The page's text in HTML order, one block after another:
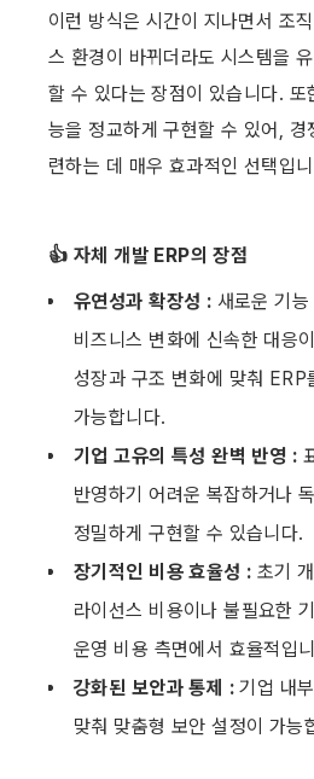
이런 방식은 시간이 지나면서 조
스 환경이 바뀌더라도 시스템을
할 수 있다는 장점이 있습니다. 또
능을 정교하게 구현할 수 있어,
련하는 데 매우 효과적인 선택입
👍 자체 개발 ERP의 장점
유연성과 확장성 : 새로운 기
비즈니스 변화에 신속한 대응
성장과 구조 변화에 맞춰 ERP
가능합니다.
기업 고유의 특성 완벽 반영 :
반영하기 어려운 복잡하거나
정밀하게 구현할 수 있습니다.
장기적인 비용 효율성 : 초기
라이선스 비용이나 불필요한
운영 비용 측면에서 효율적입
강화된 보안과 통제 : 기업 내
맞춰 맞춤형 보안 설정이 가능